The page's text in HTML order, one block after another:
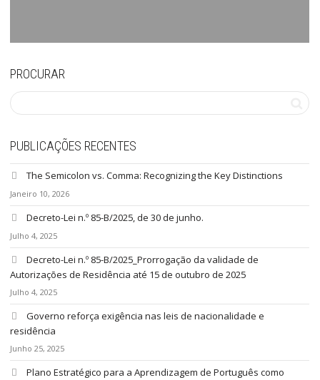
PROCURAR
PUBLICAÇÕES RECENTES
The Semicolon vs. Comma: Recognizing the Key Distinctions
Janeiro 10, 2026
Decreto-Lei n.º 85-B/2025, de 30 de junho.
Julho 4, 2025
Decreto-Lei n.º 85-B/2025_Prorrogação da validade de
Autorizações de Residência até 15 de outubro de 2025
Julho 4, 2025
Governo reforça exigência nas leis de nacionalidade e
residência
Junho 25, 2025
Plano Estratégico para a Aprendizagem de Português como